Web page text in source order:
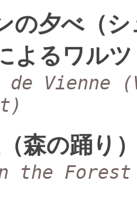
の夕べ（シ
よるワル
de Vienne
森の踊り
the Forest